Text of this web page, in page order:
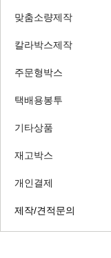
맞춤소량제작
칼라박스제작
주문형박스
택배용봉투
기타상품
재고박스
개인결제
제작/견적문의